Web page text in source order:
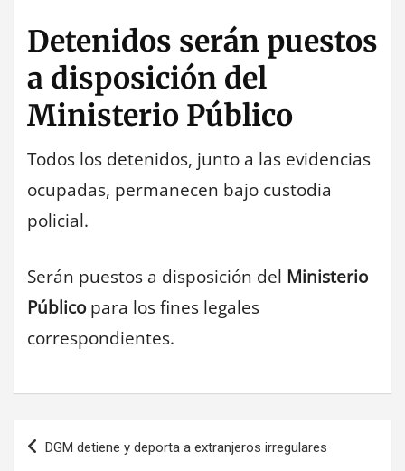
Detenidos serán puestos
a disposición del
Ministerio Público
Todos los detenidos, junto a las evidencias
ocupadas, permanecen bajo custodia
policial.
Serán puestos a disposición del Ministerio
Públicopara los fines legales
correspondientes.
Navegación
DGM detiene y deporta a extranjeros irregulares